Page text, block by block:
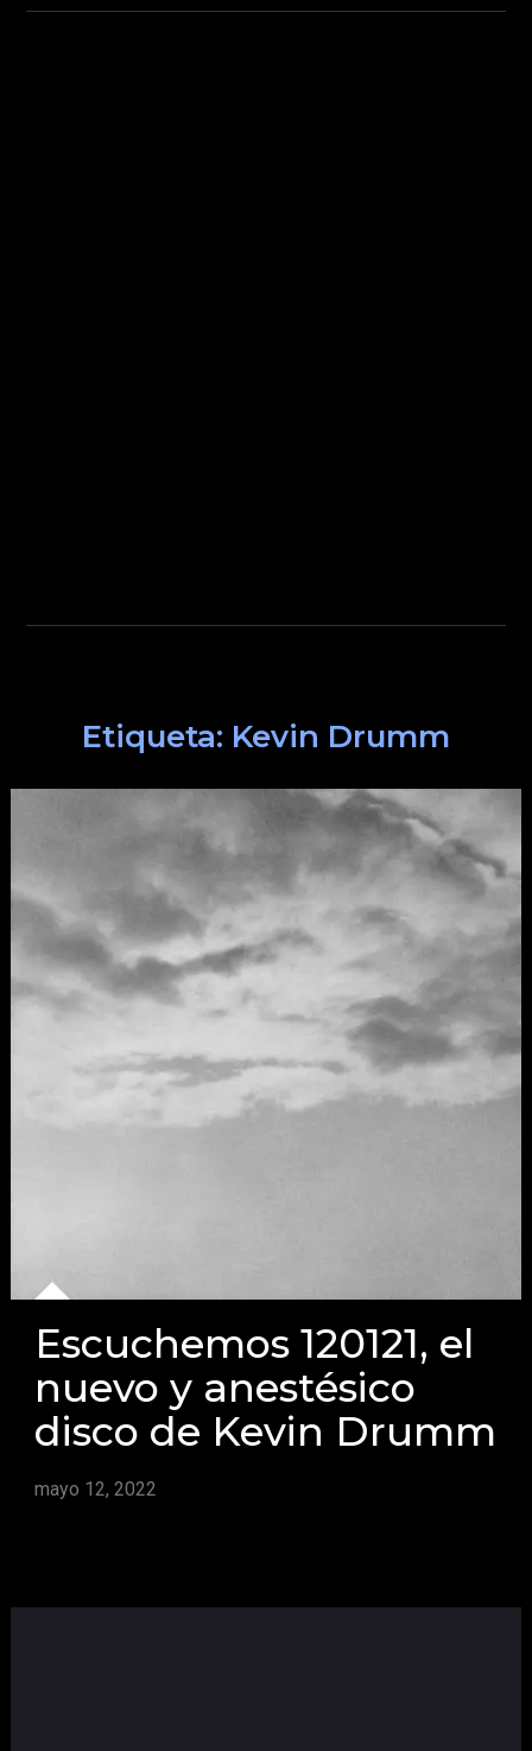
Etiqueta: Kevin Drumm
Escuchemos 120121, el
nuevo y anestésico
disco de Kevin Drumm
mayo 12, 2022